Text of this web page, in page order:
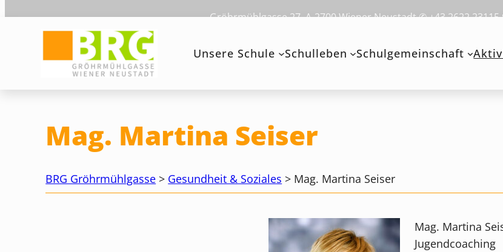
Gröhrmühlgasse 27, A-2700 Wiener Neustadt ✆ +43 2622
Unsere Schule Schulleben Schulgemeinschaft
Mag. Martina Seiser
BRG Gröhrmühlgasse > Gesundheit & Soziales > Mag. Martina Seiser
Mag. Martina
Jugendcoaching